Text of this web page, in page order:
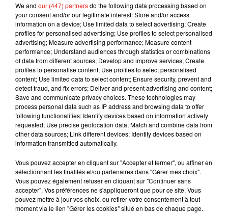
Musique
Julien Lieb s’essaye à la vie de chatelain
dans son nouveau clip
7 août 2026
Madonna sort enfin le remix de « Love
Sensation » avec Kylie Minogue
We and our (447) partnersdo the following data processing based on
your consent and/or our legitimate interest: Store and/or access
information on a device; Use limited data to select advertising; Create
profiles for personalised advertising; Use profiles to select personalised
advertising; Measure advertising performance; Measure content
performance; Understand audiences through statistics or combinations
of data from different sources; Develop and improve services; Create
profiles to personalise content; Use profiles to select personalised
content; Use limited data to select content; Ensure security, prevent and
detect fraud, and fix errors; Deliver and present advertising and content;
Save and communicate privacy choices. These technologies may
process personal data such as IP address and browsing data to offer
following functionalities: Identify devices based on information actively
requested; Use precise geolocation data; Match and combine data from
other data sources; Link different devices; Identify devices based on
information transmitted automatically.
Vous pouvez accepter en cliquant sur "Accepter et fermer", ou affiner en
sélectionnant les finalités et/ou partenaires dans "Gérer mes choix".
Vous pouvez également refuser en cliquant sur "Continuer sans
accepter". Vos préférences ne s'appliqueront que pour ce site. Vous
pouvez mettre à jour vos choix, ou retirer votre consentement à tout
moment via le lien "Gérer les cookies" situé en bas de chaque page.